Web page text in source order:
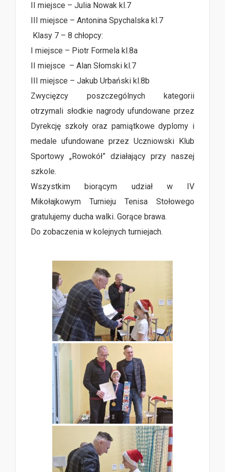
II miejsce – Julia Nowak kl.7
III miejsce – Antonina Spychalska kl.7
Klasy 7 – 8 chłopcy:
I miejsce – Piotr Formela kl.8a
II miejsce – Alan Słomski kl.7
III miejsce – Jakub Urbański kl.8b
Zwycięzcy poszczególnych kategorii
otrzymali słodkie nagrody ufundowane przez
Dyrekcję szkoły oraz pamiątkowe dyplomy i
medale ufundowane przez Uczniowski Klub
Sportowy „Rowokół” działający przy naszej
szkole.
Wszystkim biorącym udział w IV
Mikołajkowym Turnieju Tenisa Stołowego
gratulujemy ducha walki. Gorące brawa.
Do zobaczenia w kolejnych turniejach.